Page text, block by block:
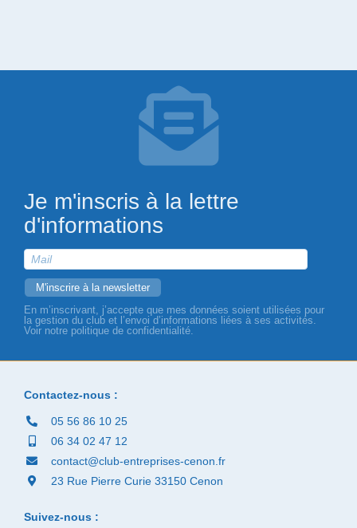
Je m'inscris à la lettre
d'informations
En m’inscrivant, j’accepte que mes données soient utilisées pour
la gestion du club et l’envoi d’informations liées à ses activités.
Voir notre politique de confidentialité.
Contactez-nous :
05 56 86 10 25
06 34 02 47 12
contact@club-entreprises-cenon.fr
23 Rue Pierre Curie 33150 Cenon
Suivez-nous :